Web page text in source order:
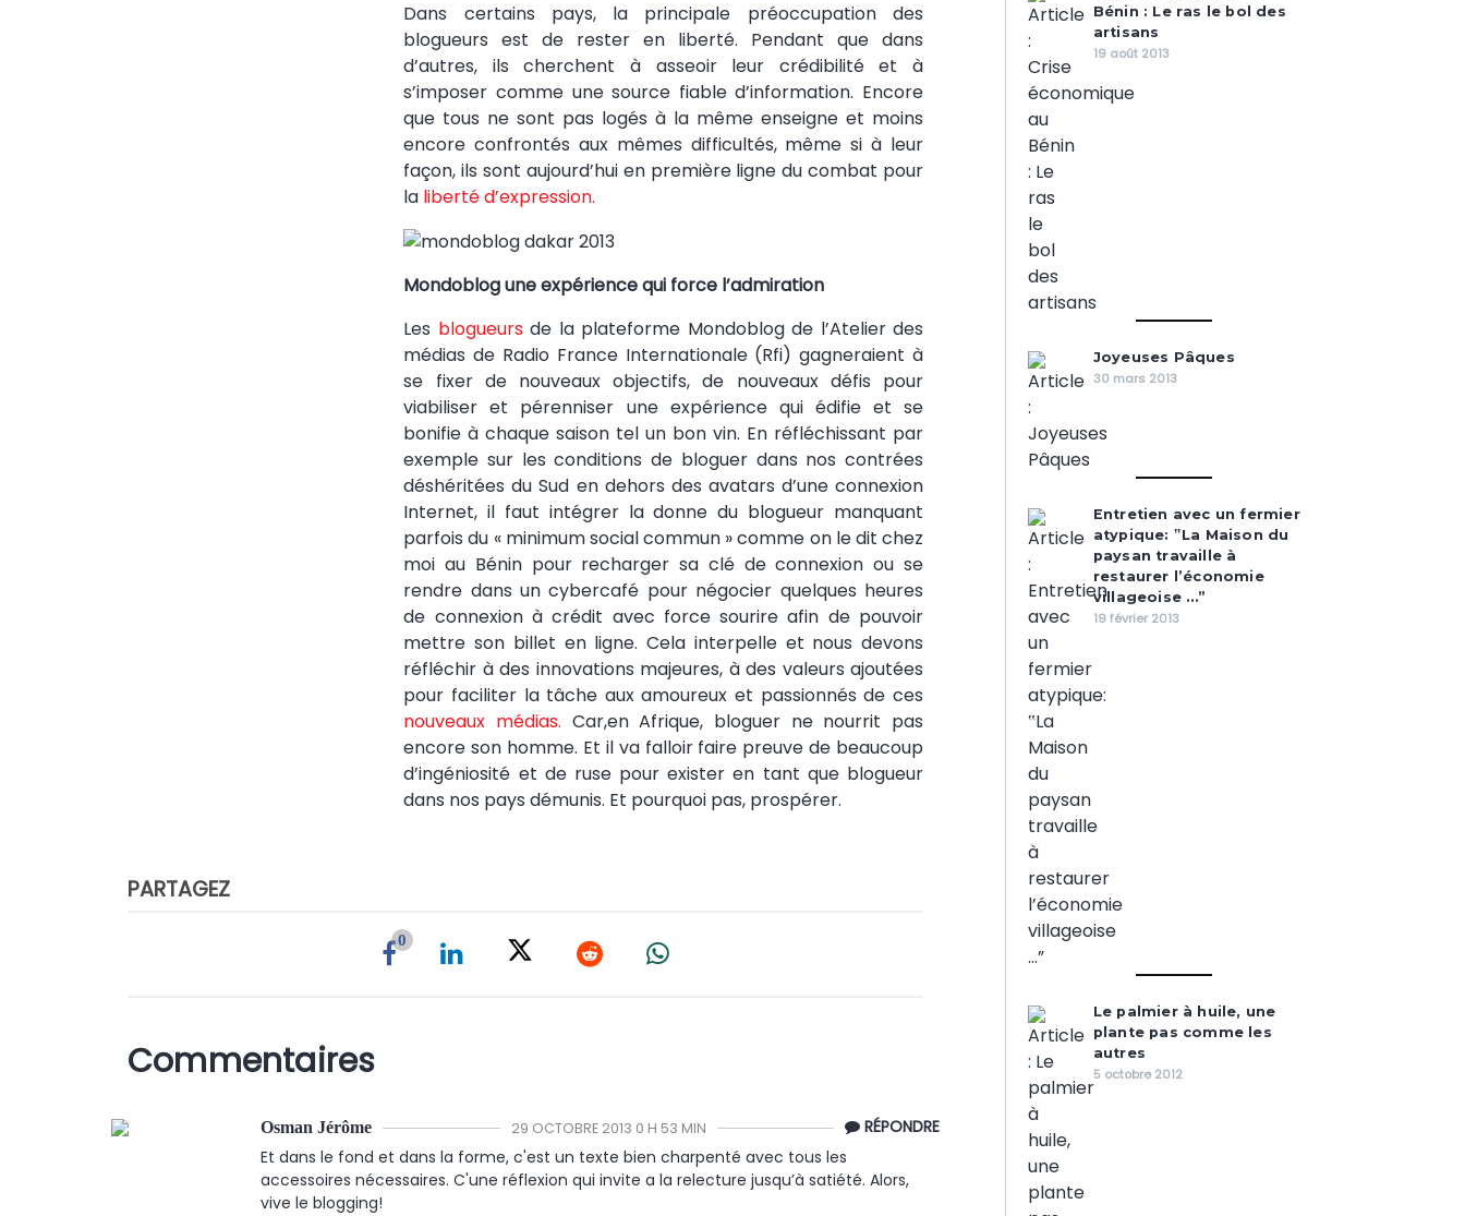
Dans certains pays, la principale préoccupation des
blogueurs est de rester en liberté. Pendant que dans
d’autres, ils cherchent à asseoir leur crédibilité et à
s’imposer comme une source fiable d’information. Encore
que tous ne sont pas logés à la même enseigne et moins
encore confrontés aux mêmes difficultés, même si à leur
façon, ils sont aujourd’hui en première ligne du combat pour
la liberté d’expression.
Mondoblog une expérience qui force l’admiration
Les blogueursde la plateforme Mondoblog de l’Atelier des
médias de Radio France Internationale (Rfi) gagneraient à
se fixer de nouveaux objectifs, de nouveaux défis pour
viabiliser et pérenniser une expérience qui édifie et se
bonifie à chaque saison tel un bon vin. En réfléchissant par
exemple sur les conditions de bloguer dans nos contrées
déshéritées du Sud en dehors des avatars d’une connexion
Internet, il faut intégrer la donne du blogueur manquant
parfois du « minimum social commun » comme on le dit chez
moi au Bénin pour recharger sa clé de connexion ou se
rendre dans un cybercafé pour négocier quelques heures
de connexion à crédit avec force sourire afin de pouvoir
mettre son billet en ligne. Cela interpelle et nous devons
réfléchir à des innovations majeures, à des valeurs ajoutées
pour faciliter la tâche aux amoureux et passionnés de ces
nouveaux médias. Car,en Afrique, bloguer ne nourrit pas
encore son homme. Et il va falloir faire preuve de beaucoup
d’ingéniosité et de ruse pour exister en tant que blogueur
dans nos pays démunis. Et pourquoi pas, prospérer.
PARTAGEZ
0
Commentaires
Osman Jérôme 29 OCTOBRE 2013 0 H 53 MIN
RÉPONDRE
Et dans le fond et dans la forme, c'est un texte bien charpenté avec tous les
accessoires nécessaires. C'une réflexion qui invite a la relecture jusqu’à satiété. Alors,
vive le blogging!
Bénin : Le ras le bol des
artisans
19 août 2013
Joyeuses Pâques
30 mars 2013
Entretien avec un fermier
atypique: ‟La Maison du
paysan travaille à
restaurer l’économie
villageoise …”
19 février 2013
Le palmier à huile, une
plante pas comme les
autres
5 octobre 2012